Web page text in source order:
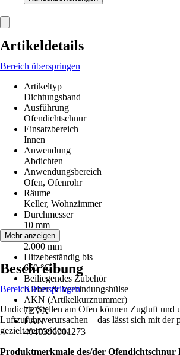
Artikeldetails
Bereich überspringen
Artikeltyp
Dichtungsband
Ausführung
Ofendichtschnur
Einsatzbereich
Innen
Anwendung
Abdichten
Anwendungsbereich
Ofen, Ofenrohr
Räume
Keller, Wohnzimmer
Durchmesser
10 mm
Länge
2.000 mm
Hitzebeständig bis
650 °C
Beiliegendes Zubehör
Kleber & Verbindungshülse
AKN (Artikelkurznummer)
7EVX
EAN
4040396901273
Mehr anzeigen
Beschreibung
Bereich überspringen
Undichte Stellen am Ofen können Zugluft und
Luftzufuhr verursachen – das lässt sich mit der
gezielt vermeiden.
Produktmerkmale des/der